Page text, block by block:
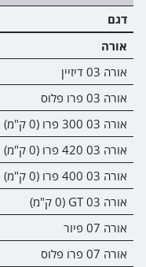
דגם
אורה
אורה 03 דיזיין
אורה 03 פרו פלוס
אורה 03 300 פרו (0 ק"מ)
אורה 03 420 פרו (0 ק"מ)
אורה 03 400 פרו (0 ק"מ)
אורה 03 GT (0 ק"מ)
אורה 07 פיור
אורה 07 פרו פלוס